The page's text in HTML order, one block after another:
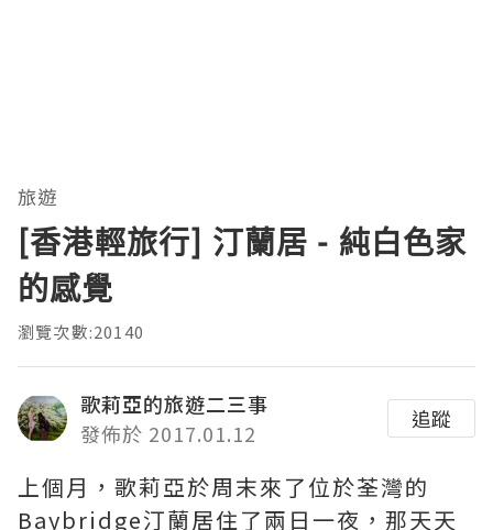
旅遊
[香港輕旅行] 汀蘭居 - 純白色家
的感覺
瀏覽次數:20140
歌莉亞的旅遊二三事
發佈於 2017.01.12
追蹤
上個月，歌莉亞於周末來了位於荃灣的
Baybridge汀蘭居住了兩日一夜，那天天